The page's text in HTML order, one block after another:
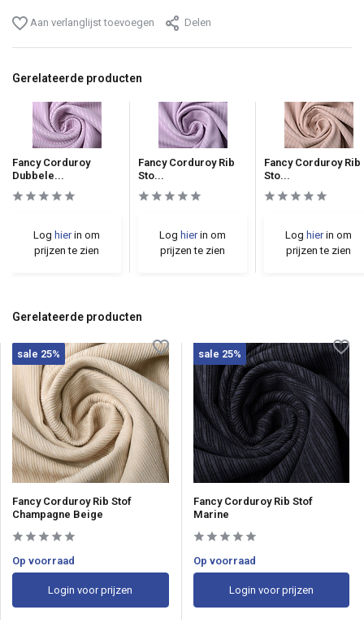
Aan verlanglijst toevoegen Delen
Gerelateerde producten
Fancy Corduroy
Dubbele...
Log hierin om
prijzen te zien
Fancy Corduroy Rib
Sto...
Log hierin om
prijzen te zien
Fancy Corduroy Rib
Sto...
Log hierin om
prijzen te zien
Gerelateerde producten
sale 25%
Fancy Corduroy Rib Stof
Champagne Beige
Op voorraad
Login voor prijzen
sale 25%
Fancy Corduroy Rib Stof
Marine
Op voorraad
Login voor prijzen